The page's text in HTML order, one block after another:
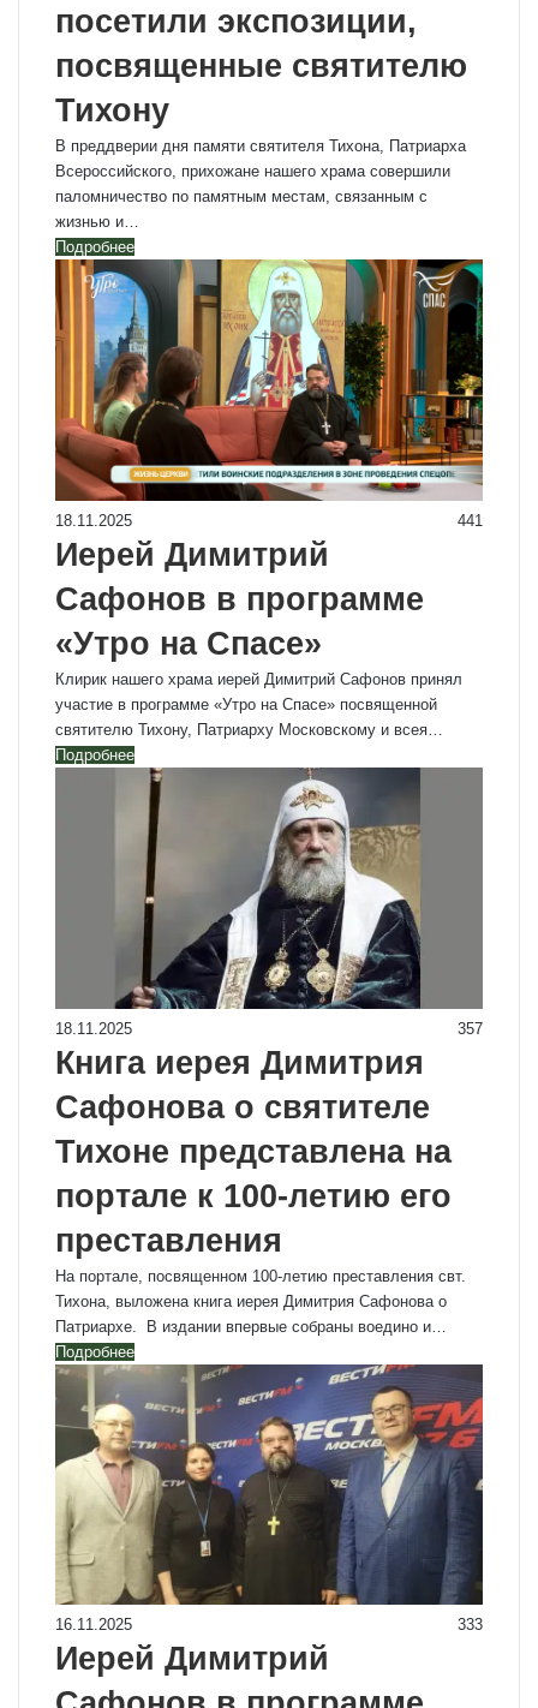
посетили экспозиции,
посвященные святителю
Тихону
В преддверии дня памяти святителя Тихона, Патриарха
Всероссийского, прихожане нашего храма совершили
паломничество по памятным местам, связанным с
жизнью и…
Подробнее
18.11.2025 441
Иерей Димитрий
Сафонов в программе
«Утро на Спасе»
Клирик нашего храма иерей Димитрий Сафонов принял
участие в программе «Утро на Спасе» посвященной
святителю Тихону, Патриарху Московскому и всея…
Подробнее
18.11.2025 357
Книга иерея Димитрия
Сафонова о святителе
Тихоне представлена на
портале к 100-летию его
преставления
На портале, посвященном 100-летию преставления свт.
Тихона, выложена книга иерея Димитрия Сафонова о
Патриархе. В издании впервые собраны воедино и…
Подробнее
16.11.2025 333
Иерей Димитрий